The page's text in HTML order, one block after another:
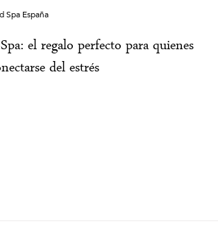
el regalo perfecto para quienes
del estrés
Spa España